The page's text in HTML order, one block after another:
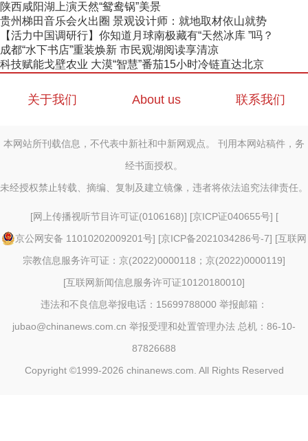
陕西咸阳湖上演天然“鸳鸯锅”美景
贵州梯田音乐会火出圈 景观设计师：就地取材依山就势
【活力中国调研行】你知道月球南极藏有“天然冰库 ”吗？
成都“水下书店”重装焕新 市民观湖阅读享清凉
科技赋能戈壁农业 大漠“智慧”番茄15小时冷链直达北京
关于我们 About us 联系我们
本网站所刊载信息，不代表中新社和中新网观点。 刊用本网站稿件，务
经书面授权。
未经授权禁止转载、摘编、复制及建立镜像，违者将依法追究法律责任。
[网上传播视听节目许可证(0106168)] [京ICP证040655号] [
京公网安备 11010202009201号] [京ICP备2021034286号-7] [互联网
宗教信息服务许可证：京(2022)0000118；京(2022)0000119]
[互联网新闻信息服务许可证10120180010]
违法和不良信息举报电话：15699788000 举报邮箱：
jubao@chinanews.com.cn 举报受理和处置管理办法 总机：86-10-
87826688
Copyright ©1999-2026 chinanews.com. All Rights Reserved